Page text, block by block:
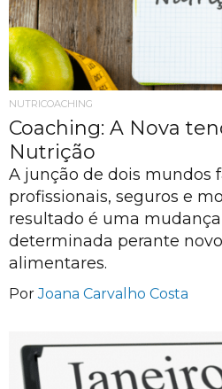
NUTRICOACHING
Coaching: A Nova
Nutrição
A junção de dois mundos
profissionais, seguros e
resultado é uma
determinada perante
alimentares.
PorJoana Carvalho Costa